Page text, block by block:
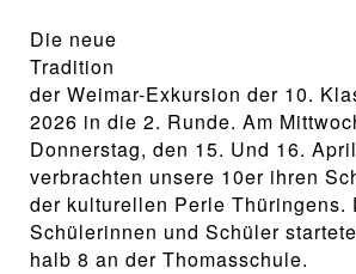
Die neue
Tradition
der Weimar-Exkursion der 10.
2026 in die 2. Runde. Am
Donnerstag, den 15. Und 16. April
verbrachten unsere 10er ihren
der kulturellen Perle Thüringens.
Schülerinnen und Schüler
halb 8 an der Thomasschule.